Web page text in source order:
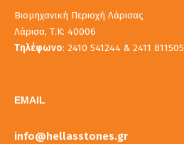
EL
Βιομηχανική Περιοχή Λάρισας
Λάρισα, Τ.Κ: 40006
Τηλέφωνο: 2410 541244 & 2411 811505
EMAIL
info@hellasstones.gr